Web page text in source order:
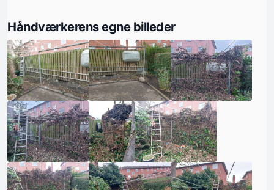
Håndværkerens egne billeder